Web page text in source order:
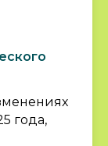
года,